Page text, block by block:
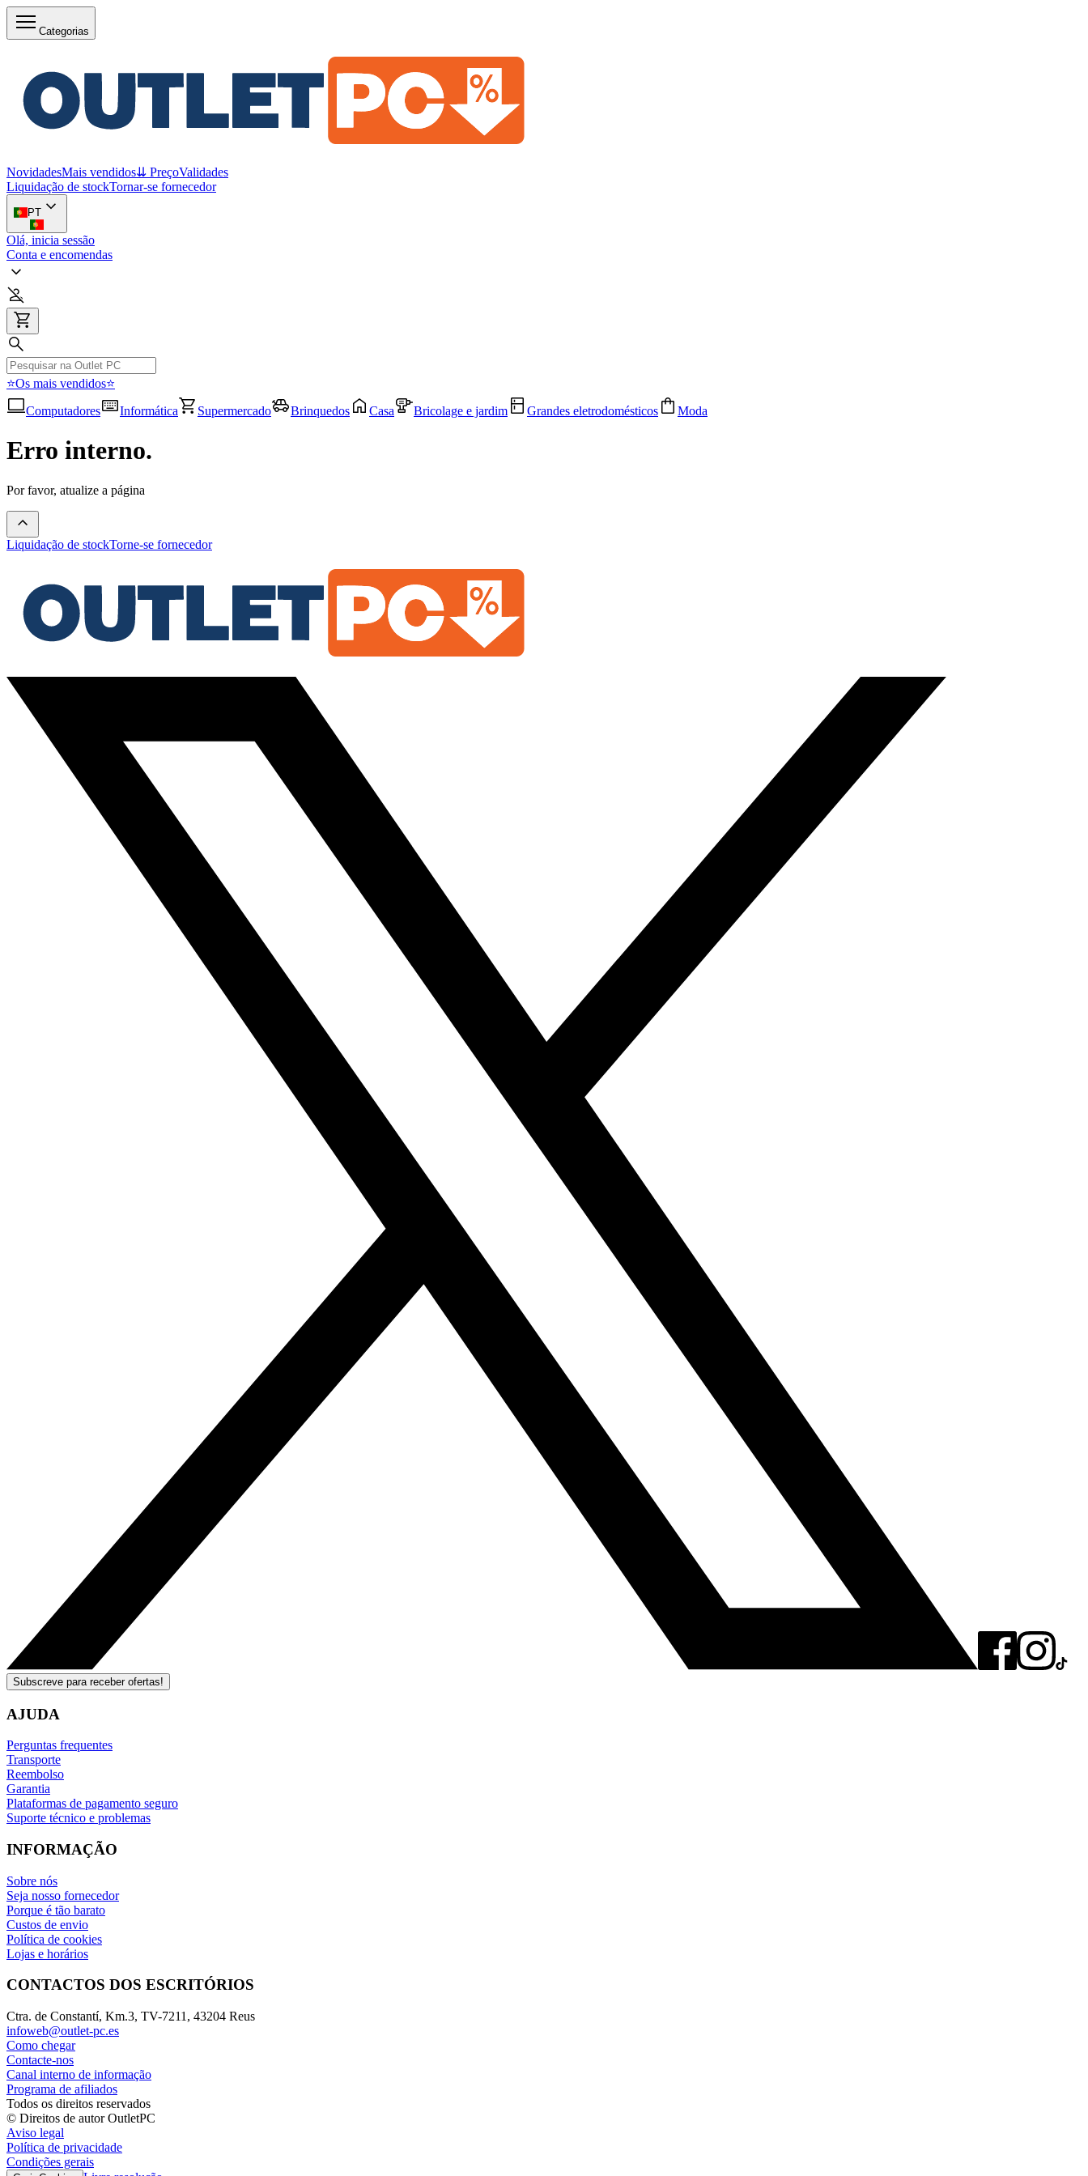
Categorias
NovidadesMais vendidos⇊ PreçoValidades
Liquidação de stockTornar-se fornecedor
PT
Olá, inicia sessão
Conta e encomendas
⭐Os mais vendidos⭐
Computadores
Informática Supermercado Brinquedos Casa Bricolage e jardim Grandes eletrodomésticos Moda
Erro interno.
Por favor, atualize a página
Liquidação de stockTorne-se fornecedor
Subscreve para receber ofertas!
AJUDA
Perguntas frequentes
Transporte
Reembolso
Garantia
Plataformas de pagamento seguro
Suporte técnico e problemas
INFORMAÇÃO
Sobre nós
Seja nosso fornecedor
Porque é tão barato
Custos de envio
Política de cookies
Lojas e horários
CONTACTOS DOS ESCRITÓRIOS
Ctra. de Constantí, Km.3, TV-7211, 43204 Reus
infoweb@outlet-pc.es
Como chegar
Contacte-nos
Canal interno de informação
Programa de afiliados
Todos os direitos reservados
© Direitos de autor OutletPC
Aviso legal
Política de privacidade
Condições gerais